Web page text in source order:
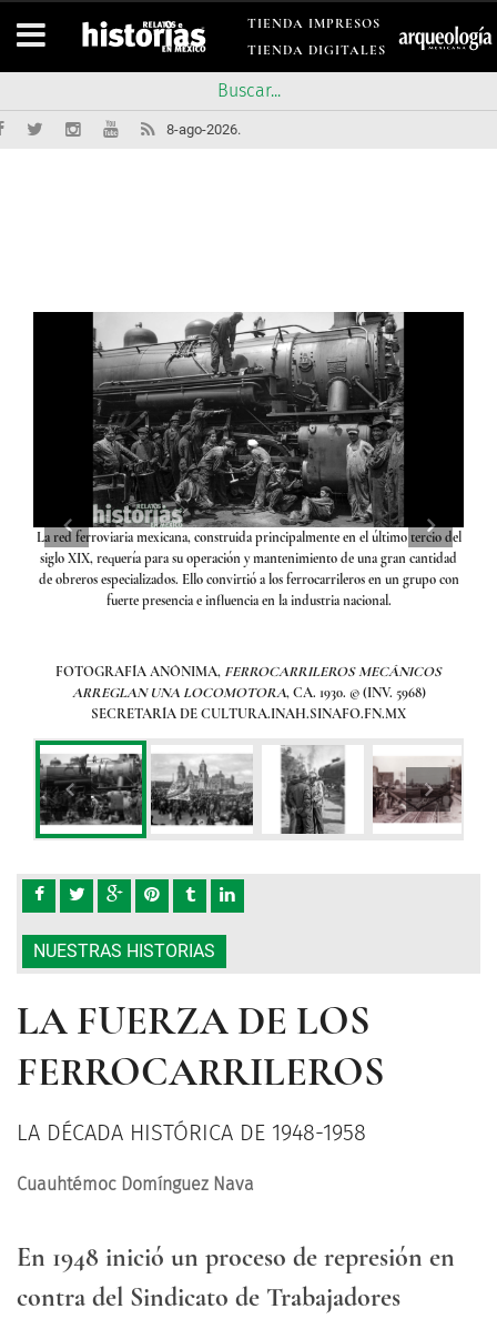
TIENDA IMPRESOS
TIENDA DIGITALES
8-ago-2026.
La red ferroviaria mexicana, construida principalmente en el último tercio del
siglo XIX, requería para su operación y mantenimiento de una gran cantidad
de obreros especializados. Ello convirtió a los ferrocarrileros en un grupo con
fuerte presencia e influencia en la industria nacional.
FOTOGRAFÍA ANÓNIMA, FERROCARRILEROS MECÁNICOS
ARREGLAN UNA LOCOMOTORA, CA. 1930. © (INV. 5968)
SECRETARÍA DE CULTURA.INAH.SINAFO.FN.MX
NUESTRAS HISTORIAS
LA FUERZA DE LOS
FERROCARRILEROS
LA DÉCADA HISTÓRICA DE 1948-1958
Cuauhtémoc Domínguez Nava
En 1948 inició un proceso de represión en
contra del Sindicato de Trabajadores